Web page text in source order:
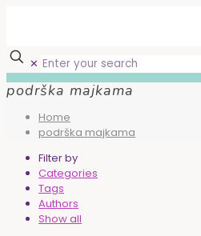
✕
podrška majkama
Home
podrška majkama
Filter by
Categories
Tags
Authors
Show all